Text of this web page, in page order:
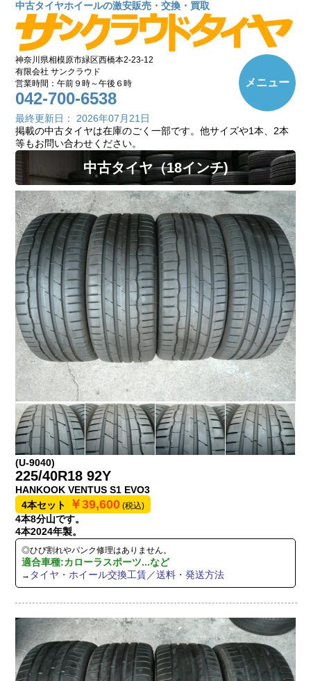
中古タイヤホイールの激安販売・交換・買取
神奈川県相模原市緑区西橋本2-23-12
有限会社 サンクラウド
営業時間：午前９時～午後６時
042-700-6538
メニュー
最終更新日： 2026年07月21日
掲載の中古タイヤは在庫のごく一部です。他サイズや1本、2本
等もお問い合わせください。
中古タイヤ（18インチ)
(U-9040)
225/40R18 92Y
HANKOOK VENTUS S1 EVO3
4本セット
￥39,600 (税込)
4本8分山です。
4本2024年製。
◎ひび割れやパンク修理はありません。
適合車種:カローラスポーツ...など
→ タイヤ・ホイール交換工賃／送料・発送方法